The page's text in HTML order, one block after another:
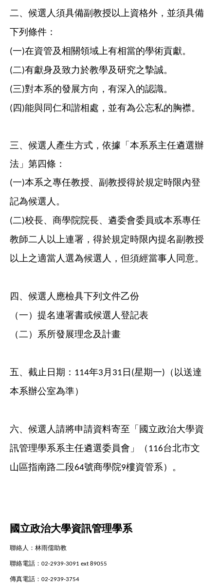
二、候選人須具備副教授以上資格外，並須具備
下列條件：
(一)在資管及相關領域上有相當的學術貢獻。
(二)有獻身及致力於教學及研究之摯誠。
(三)對本系的發展方向，有深入的認識。
(四)能與同仁和諧相處，並有為公忘私的胸襟。
三、 候選人產生方式，依據「本系系主任遴選辦
法」第四條：
(一)本系之專任教授、副教授得於規定時限內登
記為候選人。
(二)校長、商學院院長、遴委會委員或本系專任
教師二人以上連署，得於規定時限內提名副教授
以上之適當人選為候選人，但須經當事人同意。
四、 候選人應檢具下列文件乙份
（一）提名連署書或候選人登記表
（二）系所發展理念及計畫
五、 截止日期： 114年3 月 31 日 (星期一)
（以送達
本系辦公室為準）
六、 候選人請將申請資料寄至「國立政治大學資
訊管理學系系主任遴選委員會」（ 116台北市文
山區指南路二段64號商學院9樓資管系）。
國立政治大學資訊管理學系
聯絡人：林雨儒助教
聯絡電話： 02-2939-3091 ext 89055
傳真電話： 02-2939-3754